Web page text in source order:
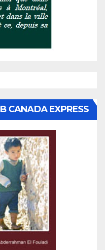
CANADA EXPRESS